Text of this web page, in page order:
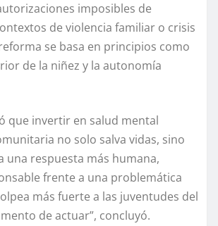
imposibles de
de violencia familiar o crisis
se basa en principios como
de la niñez y la autonomía
que invertir en salud mental
no solo salva vidas, sino
una respuesta más humana,
frente a una problemática
más fuerte a las juventudes del
de actuar”, concluyó.